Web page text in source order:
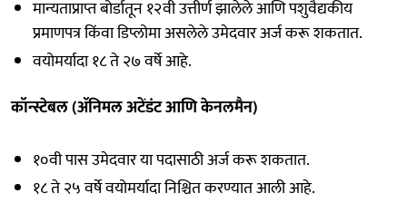
मान्यताप्राप्त बोर्डातून १२वी उत्तीर्ण झालेले आणि पशुवैद्यकीय
प्रमाणपत्र किंवा डिप्लोमा असलेले उमेदवार अर्ज करू शकतात.
वयोमर्यादा १८ ते २७ वर्षे आहे.
कॉन्स्टेबल (ॲनिमल अटेंडंट आणि केनलमैन)
१०वी पास उमेदवार या पदासाठी अर्ज करू शकतात.
१८ ते २५ वर्षे वयोमर्यादा निश्चित करण्यात आली आहे.